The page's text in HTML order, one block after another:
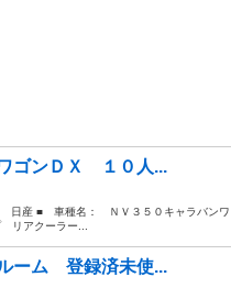
ゴンＤＸ １０人...
産 ■ 車種名： ＮＶ３５０キャラバンワ
アクーラー...
ーム 登録済未使...